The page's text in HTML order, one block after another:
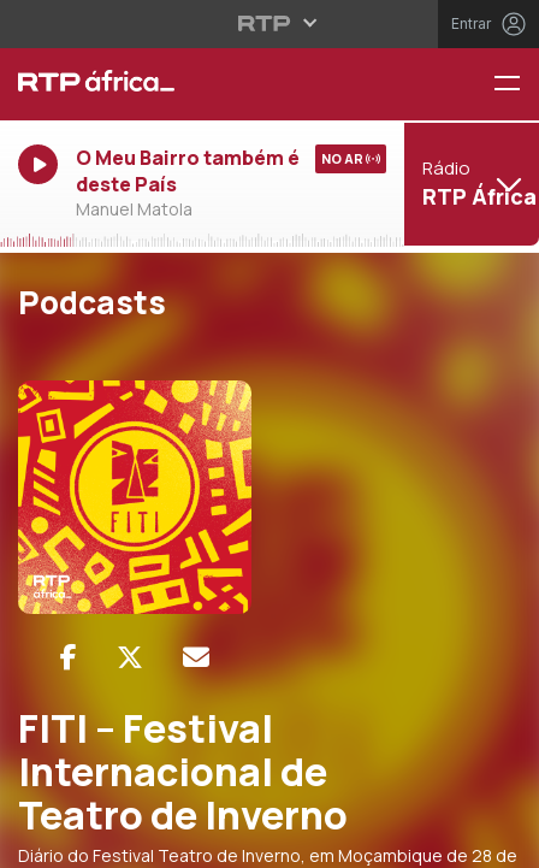
Entrar
O Meu Bairro também é
deste País
Manuel Matola
NO AR Rádio
RTP África
Podcasts
FITI – Festival
Internacional de
Teatro de Inverno
Diário do Festival Teatro de Inverno, em Moçambique de 28 de